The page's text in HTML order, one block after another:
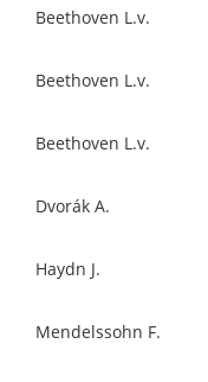
Beethoven L.v.
Beethoven L.v.
Beethoven L.v.
Dvorák A.
Haydn J.
Mendelssohn F.